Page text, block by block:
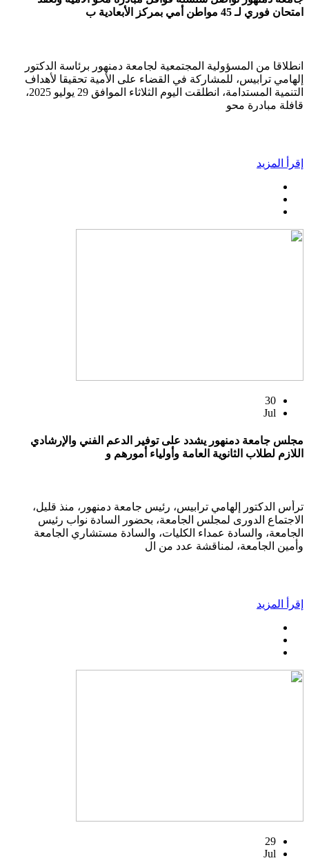
امتحان فوري لـ 45 مواطن أمي بمركز الأبعادية ب
انطلاقا من المسؤولية المجتمعية لجامعة دمنهور برئاسة الدكتور
إلهامي ترابيس، للمشاركة في القضاء على الأمية تحقيقا لأهداف
التنمية المستدامة، انطلقت اليوم الثلاثاء الموافق 29 يوليو 2025،
قافلة مبادرة محو
إقرأ المزيد
30
Jul
مجلس جامعة دمنهور يشدد على توفير الدعم الفني والإرشادي
اللازم لطلاب الثانوية العامة وأولياء أمورهم و
ترأس الدكتور إلهامي ترابيس، رئيس جامعة دمنهور، منذ قليل،
الاجتماع الدورى لمجلس الجامعة، بحضور السادة نواب رئيس
الجامعة، والسادة عمداء الكليات، والسادة مستشاري الجامعة
وأمين الجامعة، لمناقشة عدد من ال
إقرأ المزيد
29
Jul